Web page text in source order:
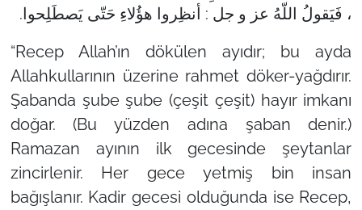
، فَيَقولُ اللّهُ عز و جل : أنظِروا هؤُلاءِ حَتّى يَصطَلِحوا.
“Recep Allah’ın dökülen ayıdır; bu ayda
Allahkullarının üzerine rahmet döker-yağdırır.
Şabanda şube şube (çeşit çeşit) hayır imkanı
doğar. (Bu yüzden adına şaban denir.)
Ramazan ayının ilk gecesinde şeytanlar
zincirlenir. Her gece yetmiş bin insan
bağışlanır. Kadir gecesi olduğunda ise Recep,